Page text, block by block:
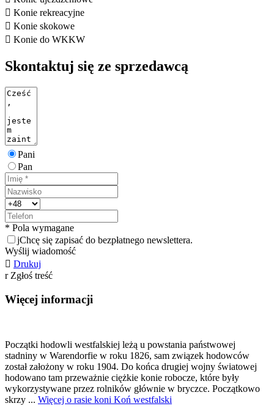
 Konie rekreacyjne
 Konie skokowe
 Konie do WKKW
Skontaktuj się ze sprzedawcą
Pani
Pan
* Pola wymagane
jChcę się zapisać do bezpłatnego newslettera.
Wyślij wiadomość
 Drukuj
r Zgłoś treść
Więcej informacji
Początki hodowli westfalskiej leżą u powstania państwowej
stadniny w Warendorfie w roku 1826, sam związek hodowców
został założony w roku 1904. Do końca drugiej wojny światowej
hodowano tam przeważnie ciężkie konie robocze, które były
wykorzystywane przez rolników głównie w bryczce. Początkowo
skrzy ... Więcej o rasie koni Koń westfalski